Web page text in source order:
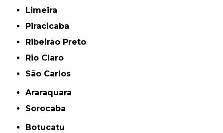
Limeira
Piracicaba
Ribeirão Preto
Rio Claro
São Carlos
Araraquara
Sorocaba
Botucatu